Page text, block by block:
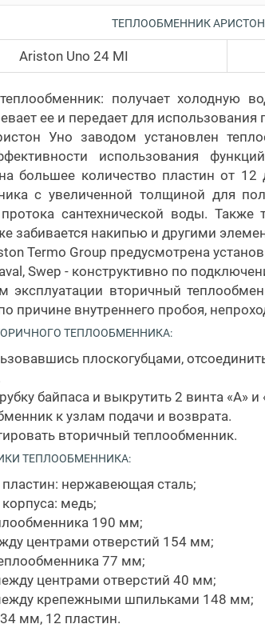
ТЕПЛООБМЕННИК
Ariston Uno 24 MI
получает холодную
ее и передает для использования
Уно заводом установлен
использования
большее количество пластин от
с увеличенной толщиной для
сантехнической воды.
забивается накипью и другими
Termo Group предусмотрена
Swep - конструктивно по
эксплуатации вторичный
причине внутреннего пробоя,
ТЕПЛООБМЕННИКА:
плоскогубцами,
байпаса и выкрутить 2 винта «А»
к узлам подачи и возврата.
вторичный теплообменник.
ТЕПЛООБМЕННИКА:
нержавеющая сталь;
медь;
190 мм;
центрами отверстий 154 мм;
77 мм;
центрами отверстий 40 мм;
крепежными шпильками 148 мм;
мм, 12 пластин.